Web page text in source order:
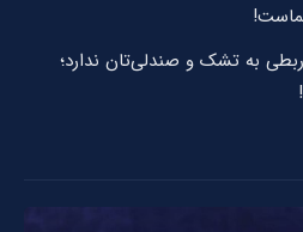
به تشک و صندلی‌تان ندارد؛